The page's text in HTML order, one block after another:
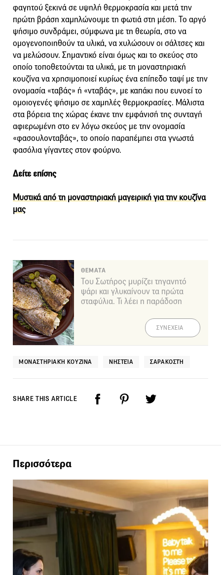
φαγητού ξεκινά σε υψηλή θερμοκρασία και μετά την
πρώτη βράση χαμηλώνουμε τη φωτιά στη μέση. Το αργό
ψήσιμο συνδράμει, σύμφωνα με τη θεωρία, στο να
ομογενοποιηθούν τα υλικά, να χυλώσουν οι σάλτσες και
να μελώσουν. Σημαντικό είναι όμως και το σκεύος στο
οποίο τοποθετούνται τα υλικά, με τη μοναστηριακή
κουζίνα να χρησιμοποιεί κυρίως ένα επίπεδο ταψί με την
ονομασία «ταβάς» ή «νταβάς», με καπάκι που ευνοεί το
ομοιογενές ψήσιμο σε χαμηλές θερμοκρασίες. Μάλιστα
στα βόρεια της χώρας έκανε την εμφάνισή της συνταγή
αφιερωμένη στο εν λόγω σκεύος με την ονομασία
«φασουλονταβάς», το οποίο παραπέμπει στα γνωστά
φασόλια γίγαντες στον φούρνο.
Δείτε επίσης
Μυστικά από τη μοναστηριακή μαγειρική για την κουζίνα
μας
ΘΕΜΑΤΑ
Του Σωτήρος μυρίζει τηγανητό
ψάρι και γλυκαίνουν τα πρώτα
σταφύλια. Τι λέει η παράδοση
ΣΥΝΕΧΕΙΑ
ΜΟΝΑΣΤΗΡΙΑΚΉ ΚΟΥΖΊΝΑ ΝΗΣΤΕΊΑ ΣΑΡΑΚΟΣΤΉ
SHARE THIS ARTICLE
Περισσότερα